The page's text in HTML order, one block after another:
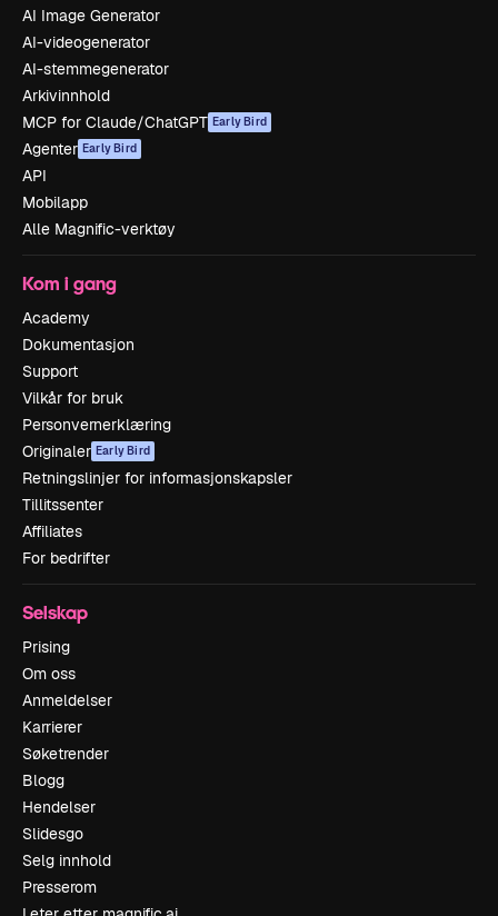
AI Image Generator
AI-videogenerator
AI-stemmegenerator
Arkivinnhold
MCP for Claude/ChatGPT Early Bird
Agenter Early Bird
API
Mobilapp
Alle Magnific-verktøy
Kom i gang
Academy
Dokumentasjon
Support
Vilkår for bruk
Personvernerklæring
Originaler Early Bird
Retningslinjer for informasjonskapsler
Tillitssenter
Affiliates
For bedrifter
Selskap
Prising
Om oss
Anmeldelser
Karrierer
Søketrender
Blogg
Hendelser
Slidesgo
Selg innhold
Presserom